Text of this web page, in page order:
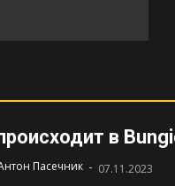
в
Пасечник - 07.11.2023